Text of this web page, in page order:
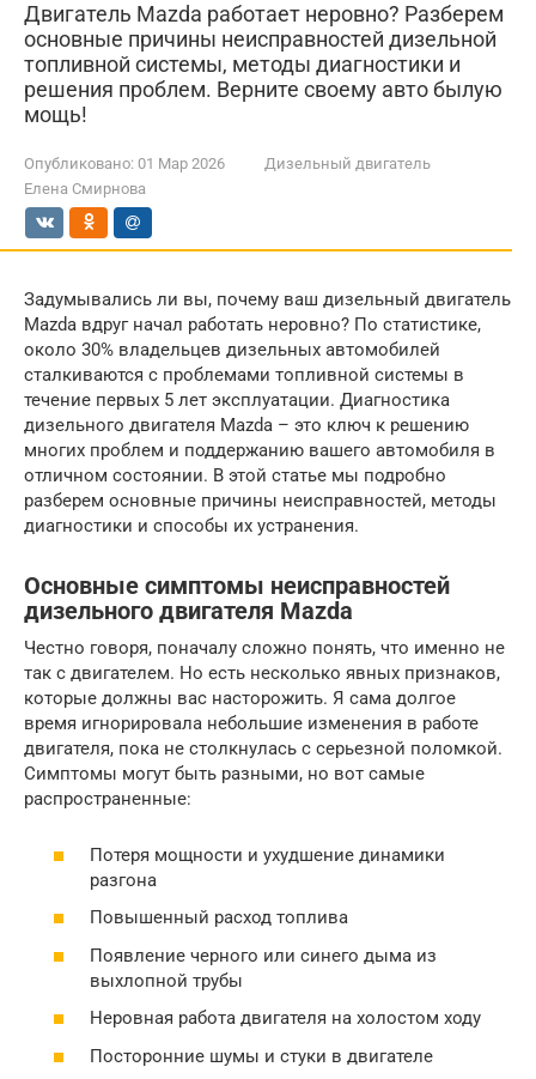
Двигатель Mazda работает неровно? Разберем
основные причины неисправностей дизельной
топливной системы, методы диагностики и
решения проблем. Верните своему авто былую
мощь!
Опубликовано: 01 Мар 2026
Дизельный двигатель
Елена Смирнова
Задумывались ли вы, почему ваш дизельный двигатель
Mazda вдруг начал работать неровно? По статистике,
около 30% владельцев дизельных автомобилей
сталкиваются с проблемами топливной системы в
течение первых 5 лет эксплуатации. Диагностика
дизельного двигателя Mazda – это ключ к решению
многих проблем и поддержанию вашего автомобиля в
отличном состоянии. В этой статье мы подробно
разберем основные причины неисправностей, методы
диагностики и способы их устранения.
Основные симптомы неисправностей
дизельного двигателя Mazda
Честно говоря, поначалу сложно понять, что именно не
так с двигателем. Но есть несколько явных признаков,
которые должны вас насторожить. Я сама долгое
время игнорировала небольшие изменения в работе
двигателя, пока не столкнулась с серьезной поломкой.
Симптомы могут быть разными, но вот самые
распространенные:
Потеря мощности и ухудшение динамики
разгона
Повышенный расход топлива
Появление черного или синего дыма из
выхлопной трубы
Неровная работа двигателя на холостом ходу
Посторонние шумы и стуки в двигателе